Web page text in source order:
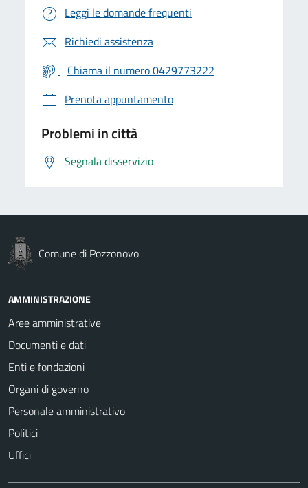
Leggi le domande frequenti
Richiedi assistenza
Chiama il numero 0429773222
Prenota appuntamento
Problemi in città
Segnala disservizio
Comune di Pozzonovo
AMMINISTRAZIONE
Aree amministrative
Documenti e dati
Enti e fondazioni
Organi di governo
Personale amministrativo
Politici
Uffici